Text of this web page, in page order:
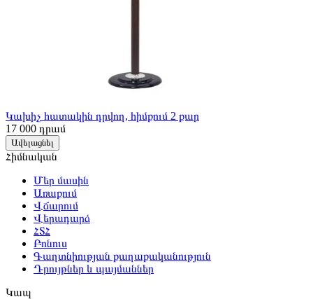
Կախիչ հատակին դրվող, հիմքում 2 քար
17 000 դրամ
Ավելացնել
Հիմնական
Մեր մասին
Առաքում
Վճարում
Վերադարձ
ՀՏՀ
Բոնուս
Գաղտնիության քաղաքականություն
Դրույթներ և պայմաններ
Կապ